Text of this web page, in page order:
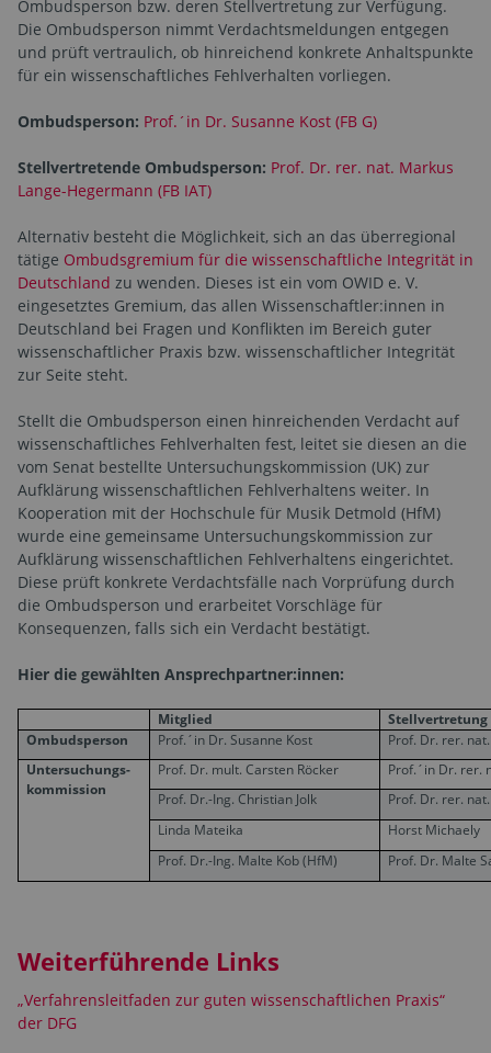
Ombudsperson bzw. deren Stellvertretung zur Verfügung.
Die Ombudsperson nimmt Verdachtsmeldungen entgegen
und prüft vertraulich, ob hinreichend konkrete Anhaltspunkte
für ein wissenschaftliches Fehlverhalten vorliegen.
Ombudsperson: Prof.´in Dr. Susanne Kost (FB G)
Stellvertretende Ombudsperson: Prof. Dr. rer. nat. Markus
Lange-Hegermann (FB IAT)
Alternativ besteht die Möglichkeit, sich an das überregional
tätige Ombudsgremium für die wissenschaftliche Integrität in
Deutschland zu wenden. Dieses ist ein vom OWID e. V.
eingesetztes Gremium, das allen Wissenschaftler:innen in
Deutschland bei Fragen und Konflikten im Bereich guter
wissenschaftlicher Praxis bzw. wissenschaftlicher Integrität
zur Seite steht.
Stellt die Ombudsperson einen hinreichenden Verdacht auf
wissenschaftliches Fehlverhalten fest, leitet sie diesen an die
vom Senat bestellte Untersuchungskommission (UK) zur
Aufklärung wissenschaftlichen Fehlverhaltens weiter. In
Kooperation mit der Hochschule für Musik Detmold (HfM)
wurde eine gemeinsame Untersuchungskommission zur
Aufklärung wissenschaftlichen Fehlverhaltens eingerichtet.
Diese prüft konkrete Verdachtsfälle nach Vorprüfung durch
die Ombudsperson und erarbeitet Vorschläge für
Konsequenzen, falls sich ein Verdacht bestätigt.
Hier die gewählten Ansprechpartner:innen:
Mitglied
Stellvertretung
Ombudsperson
Prof.´in Dr. Susanne Kost
Prof. Dr. rer.
Untersuchungs-
kommission
Prof. Dr. mult. Carsten Röcker
Prof.´in Dr. rer.
Prof. Dr.-Ing. Christian Jolk
Prof. Dr. rer.
Linda Mateika
Horst Michaely
Prof. Dr.-Ing. Malte Kob (HfM)
Prof. Dr. Malte
Weiterführende Links
„Verfahrensleitfaden zur guten wissenschaftlichen Praxis“
der DFG